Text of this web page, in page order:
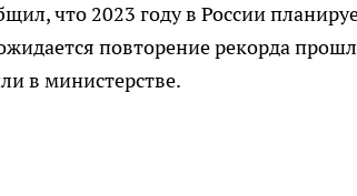
что 2023 году в России
повторение рекорда
в министерстве.